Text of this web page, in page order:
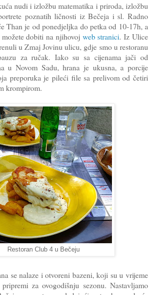
nudi i izložbu matematika i priroda, izložbu
poznatih ličnosti iz Bečeja i sl. Radno
Than je od ponedjeljka do petka od 10-17h, a
dobiti na njihovoj web stranici. Iz Ulice
u Zmaj Jovinu ulicu, gdje smo u restoranu
za ručak. Iako su sa cijenama jači od
u Novom Sadu, hrana je ukusna, a porcije
preporuka je pileći file sa prelivom od četiri
krompirom.
Restoran Club 4 u Bečeju
se nalaze i otvoreni bazeni, koji su u vrijeme
za ovogodišnju sezonu. Nastavljamo